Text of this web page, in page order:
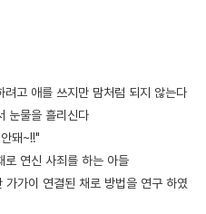
고 애를 쓰지만 맘처럼 되지 않는다
눈물을 흘리신다
돼~!!"
로 연신 사죄를 하는 아들
가이 연결된 채로 방법을 연구 하였